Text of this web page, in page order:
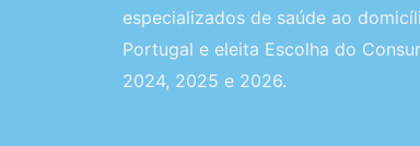
especializados de saúde ao
Portugal e eleita Escolha do
2024, 2025 e 2026.